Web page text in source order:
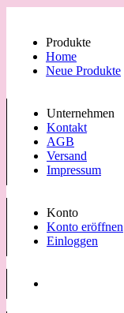
Produkte
Home
Neue Produkte
Unternehmen
Kontakt
AGB
Versand
Impressum
Konto
Konto eröffnen
Einloggen